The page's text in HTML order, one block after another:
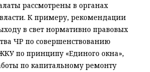
рассмотрены в органах
К примеру, рекомендации
в свет нормативно правовых
ЧР по совершенствованию
по принципу «Единого окна»,
по капитальному ремонту